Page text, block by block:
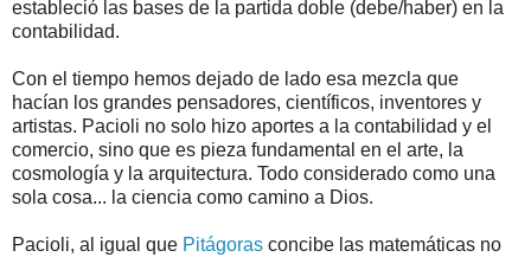
estableció las bases de la partida doble (debe/haber) en la
contabilidad.
Con el tiempo hemos dejado de lado esa mezcla que
hacían los grandes pensadores, científicos, inventores y
artistas. Pacioli no solo hizo aportes a la contabilidad y el
comercio, sino que es pieza fundamental en el arte, la
cosmología y la arquitectura. Todo considerado como una
sola cosa... la ciencia como camino a Dios.
Pacioli, al igual que Pitágoras concibe las matemáticas no